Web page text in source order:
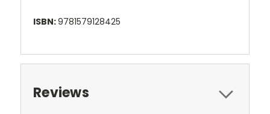
ISBN:9781579128425
Reviews